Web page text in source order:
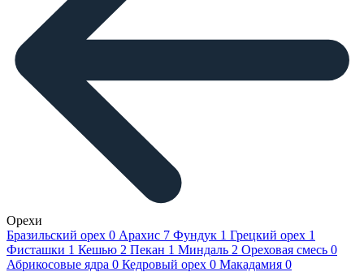
Орехи
Бразильский орех 0 Арахис 7 Фундук 1 Грецкий орех 1
Фисташки 1 Кешью 2 Пекан 1 Миндаль 2 Ореховая смесь 0
Абрикосовые ядра 0 Кедровый орех 0 Макадамия 0